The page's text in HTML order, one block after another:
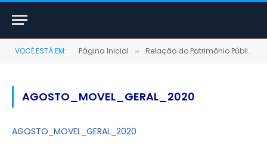
VOCÊ ESTÁ EM: Página Inicial » Relação do Patrimônio Público (MÓVEIS)
AGOSTO_MOVEL_GERAL_2020
AGOSTO_MOVEL_GERAL_2020